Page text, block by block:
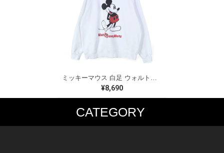
ミッキーマウス 白足 ウォルトディズニーオフィシャル スウェット ホワイト WALT DISNEY WORLD ウォルトディズニーオフィシャル サイズXL相当 古着 CF0995
¥8,690
CATEGORY
MUSIC TEE T-SHIRTS